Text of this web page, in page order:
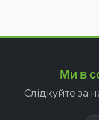
Ми в
Слідкуйте за